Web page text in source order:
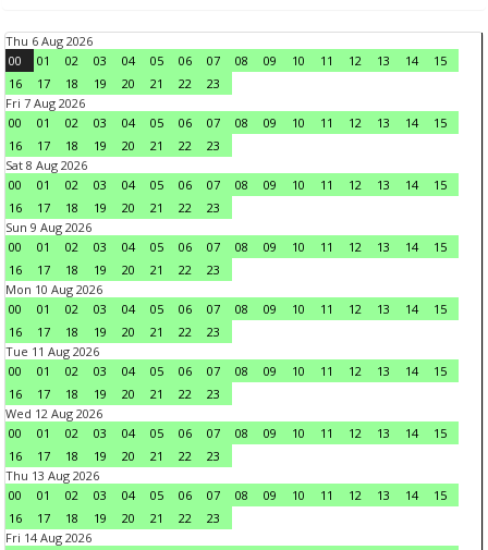
Thu 6 Aug 2026
00
01 02 03 04 05 06 07 08 09 10 11 12 13 14
15
16
17 18 19 20 21 22
23
Fri 7 Aug 2026
00
01 02 03 04 05 06 07 08 09 10 11 12 13 14
15
16
17 18 19 20 21 22
23
Sat 8 Aug 2026
00
01 02 03 04 05 06 07 08 09 10 11 12 13 14
15
16
17 18 19 20 21 22
23
Sun 9 Aug 2026
00
01 02 03 04 05 06 07 08 09 10 11 12 13 14
15
16
17 18 19 20 21 22
23
Mon 10 Aug 2026
00
01 02 03 04 05 06 07 08 09 10 11 12 13 14
15
16
17 18 19 20 21 22
23
Tue 11 Aug 2026
00
01 02 03 04 05 06 07 08 09 10 11 12 13 14
15
16
17 18 19 20 21 22
23
Wed 12 Aug 2026
00
01 02 03 04 05 06 07 08 09 10 11 12 13 14
15
16
17 18 19 20 21 22
23
Thu 13 Aug 2026
00
01 02 03 04 05 06 07 08 09 10 11 12 13 14
15
16
17 18 19 20 21 22
23
Fri 14 Aug 2026